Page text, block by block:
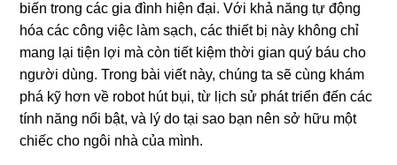
biến trong các gia đình hiện đại. Với khả năng tự động
hóa các công việc làm sạch, các thiết bị này không chỉ
mang lại tiện lợi mà còn tiết kiệm thời gian quý báu cho
người dùng. Trong bài viết này, chúng ta sẽ cùng khám
phá kỹ hơn về robot hút bụi, từ lịch sử phát triển đến các
tính năng nổi bật, và lý do tại sao bạn nên sở hữu một
chiếc cho ngôi nhà của mình.